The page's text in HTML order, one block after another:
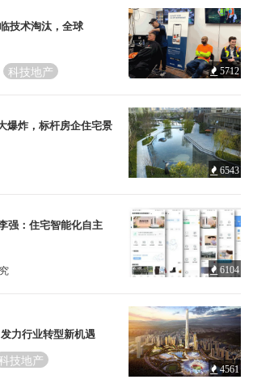
技术淘汰，全球
科技地产 5712
爆炸，标杆房企住宅景
6543
强：住宅智能化自主
6104
力行业转型新机遇
技地产
4561